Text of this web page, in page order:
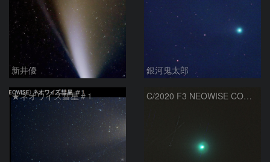
新井優 銀河鬼太郎
★ネオワイズ彗星＃1 C/2020 F3 NEOWISE COMA SPIRAL ENVELOPE (コマの螺旋構造)